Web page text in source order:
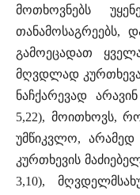
მოთხოვნებს
თანამოსაგრეებს,
გამოეცადათ
მღვდლად
ნაჩქარევად
5,22), მოითხოვს,
უმწიკვლო,
კურთხევის
3,10),